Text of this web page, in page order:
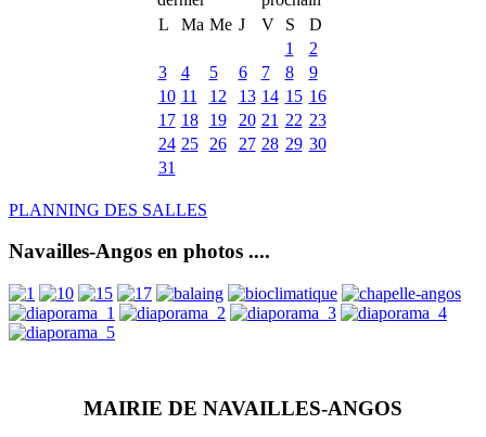
L
Ma Me J V S
D
1
2
3
4 5 6 7 8
9
10 11 12 13 14 15 16
17 18 19 20 21 22 23
24 25 26 27 28 29 30
31
PLANNING DES SALLES
Navailles-Angos en photos ....
MAIRIE DE NAVAILLES-ANGOS